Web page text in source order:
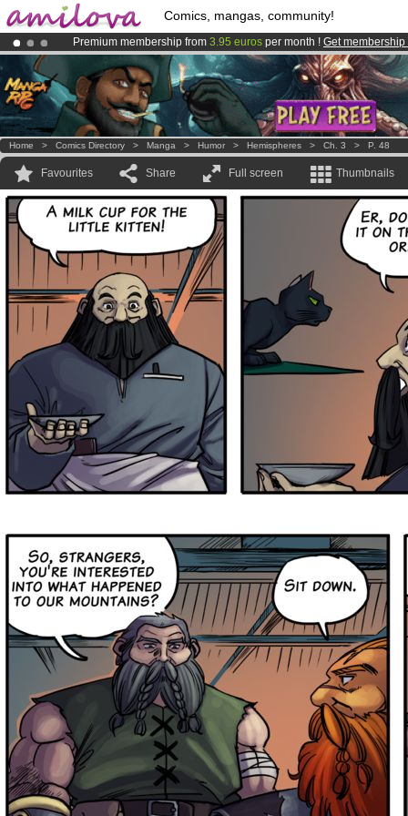
Comics, mangas, community!
Premium membership from 3.95 euros per month ! Get membership
Already 134393membersand 1208comics & mangas!.
AmilovaKickstarter is now LIVE!.
Home > Comics Directory > Manga > Humor > Hemispheres > Ch. 3 > P. 48
Favourites Share Full screen Thumbnails